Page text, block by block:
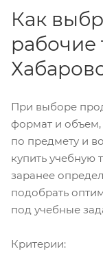
Как
рабочие
При выборе
формат и объем,
по предмету и
купить учебную
заранее
подобрать
под учебные
Критерии: